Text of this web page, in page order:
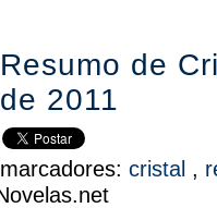
Resumo de
de 2011
marcadores: cristal ,